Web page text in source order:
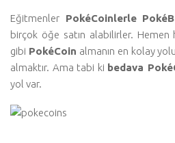
Eğitmenler PokéCoinlerle
birçok öğe satın alabilirler.
gibi PokéCoin almanın en kolay
almaktır. Ama tabi ki bedava
yol var.